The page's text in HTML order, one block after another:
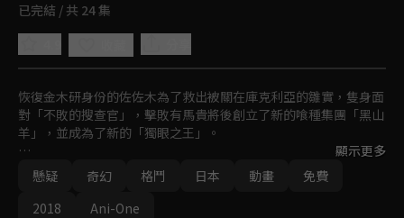
已完結 / 共 24 集
恢復金木研身份的佐佐木為了救出被關在庫克利亞的雛實，隻身面
對「不敗的搜查官」，擊敗有馬貴將後創立了新的喰種集團「黑山
羊」，並成為了新的「獨眼之王」。
在「黑山羊」被殲滅後，由於其理念作為影響「黑山羊」和CCG時
期的同僚，進而促成CCG和「黑山羊」組成聯合作戰的同盟「共同
戰線」對抗主謀「V」組織和「小丑」，金木研則前往位於地底的
顯示更多
懸疑
奇幻 格鬥 日本 動畫
免費
2018
Ani-One